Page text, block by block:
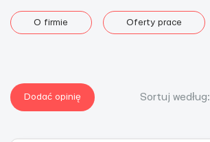
O firmie Oferty prace
Dodać opinię Sortuj według: